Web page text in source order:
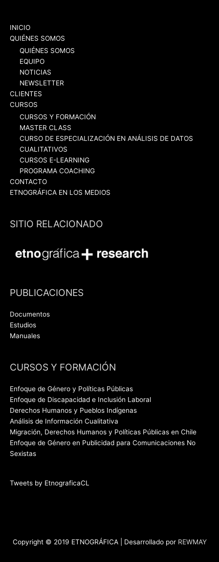
INICIO
QUIÉNES SOMOS
QUIÉNES SOMOS
EQUIPO
NOTICIAS
NEWSLETTER
CLIENTES
CURSOS
CURSOS Y FORMACIÓN
MASTER CLASS
CURSO DE ESPECIALIZACIÓN EN ANÁLISIS DE DATOS
CUALITATIVOS
CURSOS E-LEARNING
PROGRAMA COACHING
CONTACTO
ETNOGRÁFICA EN LOS MEDIOS
SITIO RELACIONADO
PUBLICACIONES
Documentos
Estudios
Manuales
CURSOS Y FORMACIÓN
Enfoque de Género y Políticas Públicas
Enfoque de Discapacidad e Inclusión Laboral
Derechos Humanos y Pueblos Indígenas
Análisis de Información Cualitativa
Migración, Derechos Humanos y Políticas Públicas en Chile
Enfoque de Género en Publicidad para Comunicaciones No
Sexistas
Tweets by EtnograficaCL
Copyright © 2019 ETNOGRÁFICA | Desarrollado por REWMAY